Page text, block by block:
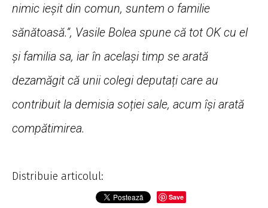
nimic ieșit din comun, suntem o familie
sănătoasă.”, Vasile Bolea spune că tot OK cu el
și familia sa, iar în același timp se arată
dezamăgit că unii colegi deputați care au
contribuit la demisia soției sale, acum își arată
compătimirea.
Distribuie articolul:
Save